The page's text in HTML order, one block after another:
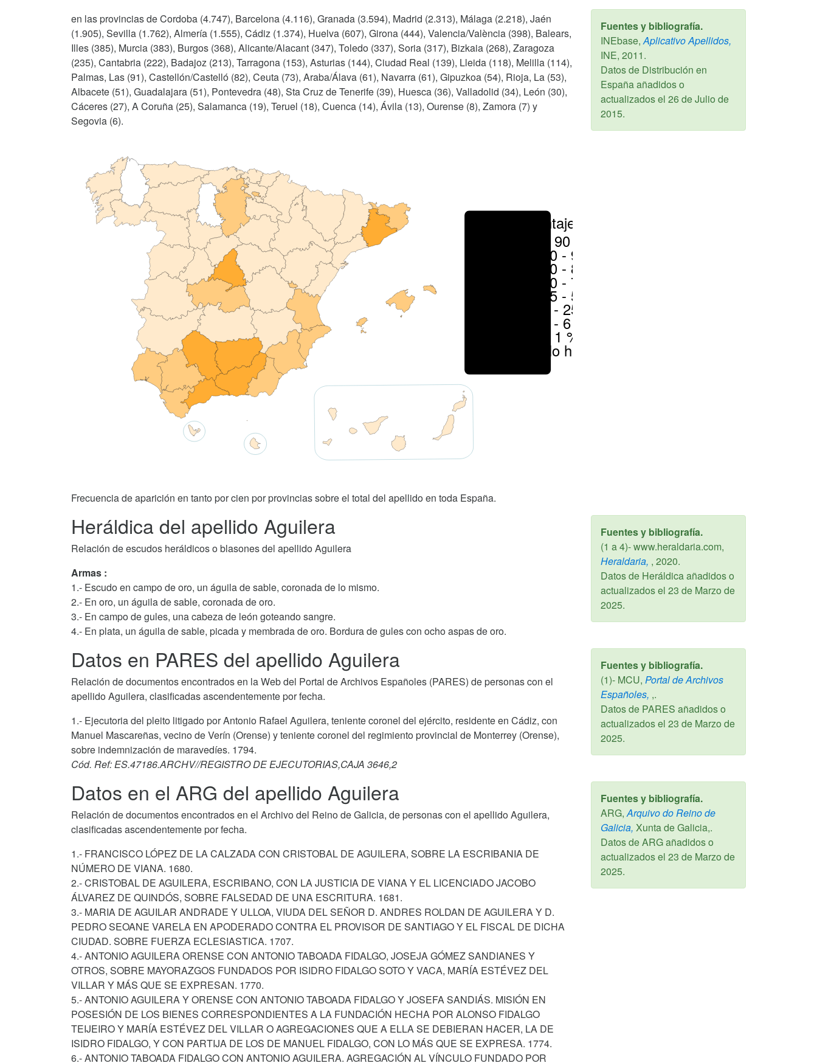
en las provincias de Cordoba (4.747), Barcelona (4.116), Granada (3.594), Madrid (2.313), Málaga (2.218), Jaén
(1.905), Sevilla (1.762), Almería (1.555), Cádiz (1.374), Huelva (607), Girona (444), Valencia/València (398), Balears,
Illes (385), Murcia (383), Burgos (368), Alicante/Alacant (347), Toledo (337), Soria (317), Bizkaia (268), Zaragoza
(235), Cantabria (222), Badajoz (213), Tarragona (153), Asturias (144), Ciudad Real (139), Lleida (118), Melilla (114),
Palmas, Las (91), Castellón/Castelló (82), Ceuta (73), Araba/Álava (61), Navarra (61), Gipuzkoa (54), Rioja, La (53),
Albacete (51), Guadalajara (51), Pontevedra (48), Sta Cruz de Tenerife (39), Huesca (36), Valladolid (34), León (30),
Cáceres (27), A Coruña (25), Salamanca (19), Teruel (18), Cuenca (14), Ávila (13), Ourense (8), Zamora (7) y
Segovia (6).
Porcentajes
> 90 %
80 - 90 %
70 - 80 %
50 - 70 %
25 - 50 %
6 - 25 %
1 - 6 %
< 1 %
No hay
Frecuencia de aparición en tanto por cien por provincias sobre el total del apellido en toda España.
Fuentes y bibliografía.
INEbase,Aplicativo Apellidos,
INE, 2011.
Datos de Distribución en
España añadidos o
actualizados el 26 de Julio de
2015.
Heráldica del apellido Aguilera
Relación de escudos heráldicos o blasones del apellido Aguilera
Armas :
1.- Escudo en campo de oro, un águila de sable, coronada de lo mismo.
2.- En oro, un águila de sable, coronada de oro.
3.- En campo de gules, una cabeza de león goteando sangre.
4.- En plata, un águila de sable, picada y membrada de oro. Bordura de gules con ocho aspas de oro.
Fuentes y bibliografía.
(1 a 4)- www.heraldaria.com,
Heraldaria, , 2020.
Datos de Heráldica añadidos o
actualizados el 23 de Marzo de
2025.
Datos en PARES del apellido Aguilera
Relación de documentos encontrados en la Web del Portal de Archivos Españoles (PARES) de personas con el
apellido Aguilera, clasificadas ascendentemente por fecha.
1.- Ejecutoria del pleito litigado por Antonio Rafael Aguilera, teniente coronel del ejército, residente en Cádiz, con
Manuel Mascareñas, vecino de Verín (Orense) y teniente coronel del regimiento provincial de Monterrey (Orense),
sobre indemnización de maravedíes. 1794.
Cód. Ref: ES.47186.ARCHV//REGISTRO DE EJECUTORIAS,CAJA 3646,2
Fuentes y bibliografía.
(1)- MCU, Portal de Archivos
Españoles, ,.
Datos de PARES añadidos o
actualizados el 23 de Marzo de
2025.
Datos en el ARG del apellido Aguilera
Relación de documentos encontrados en el Archivo del Reino de Galicia, de personas con el apellido Aguilera,
clasificadas ascendentemente por fecha.
1.- FRANCISCO LÓPEZ DE LA CALZADA CON CRISTOBAL DE AGUILERA, SOBRE LA ESCRIBANIA DE
NÚMERO DE VIANA. 1680.
2.- CRISTOBAL DE AGUILERA, ESCRIBANO, CON LA JUSTICIA DE VIANA Y EL LICENCIADO JACOBO
ÁLVAREZ DE QUINDÓS, SOBRE FALSEDAD DE UNA ESCRITURA. 1681.
3.- MARIA DE AGUILAR ANDRADE Y ULLOA, VIUDA DEL SEÑOR D. ANDRES ROLDAN DE AGUILERA Y D.
PEDRO SEOANE VARELA EN APODERADO CONTRA EL PROVISOR DE SANTIAGO Y EL FISCAL DE DICHA
CIUDAD. SOBRE FUERZA ECLESIASTICA. 1707.
4.- ANTONIO AGUILERA ORENSE CON ANTONIO TABOADA FIDALGO, JOSEJA GÓMEZ SANDIANES Y
OTROS, SOBRE MAYORAZGOS FUNDADOS POR ISIDRO FIDALGO SOTO Y VACA, MARÍA ESTÉVEZ DEL
VILLAR Y MÁS QUE SE EXPRESAN. 1770.
5.- ANTONIO AGUILERA Y ORENSE CON ANTONIO TABOADA FIDALGO Y JOSEFA SANDIÁS. MISIÓN EN
POSESIÓN DE LOS BIENES CORRESPONDIENTES A LA FUNDACIÓN HECHA POR ALONSO FIDALGO
TEIJEIRO Y MARÍA ESTÉVEZ DEL VILLAR O AGREGACIONES QUE A ELLA SE DEBIERAN HACER, LA DE
ISIDRO FIDALGO, Y CON PARTIJA DE LOS DE MANUEL FIDALGO, CON LO MÁS QUE SE EXPRESA. 1774.
6.- ANTONIO TABOADA FIDALGO CON ANTONIO AGUILERA. AGREGACIÓN AL VÍNCULO FUNDADO POR
Fuentes y bibliografía.
ARG,Arquivo do Reino de
Galicia, Xunta de Galicia,.
Datos de ARG añadidos o
actualizados el 23 de Marzo de
2025.